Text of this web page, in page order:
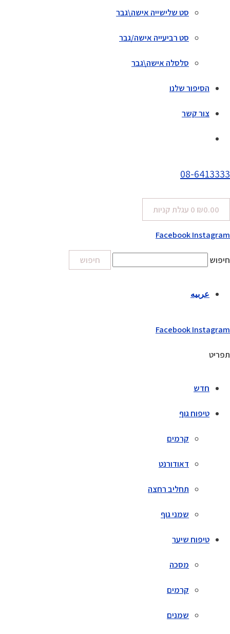
סט שלישייה אישה\גבר
סט רביעייה אישה/גבר
סלסלה אישה\גבר
הסיפור שלנו
צור קשר
08-6413333
₪0.00
0 עגלת קניות
FacebookInstagram
חיפוש חיפוש
عربيه
FacebookInstagram
תפריט
חדש
טיפוח גוף
קרמים
דאודורנט
תחליב רחצה
שמני גוף
טיפוח שיער
מסכה
קרמים
שמנים